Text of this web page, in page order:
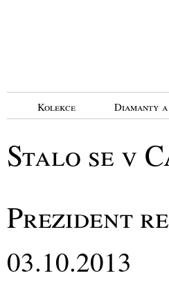
Kolekce Diamanty
Stalo se v
Prezident
03.10.2013